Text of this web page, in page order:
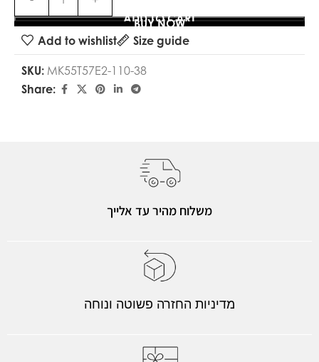
ADD TO CART
BUY NOW
Add to wishlist
Size guide
SKU: MK55T57E2-110-38
Share:
משלוח מהיר עד אלייך
מדיניות החזרה פשוטה ונוחה